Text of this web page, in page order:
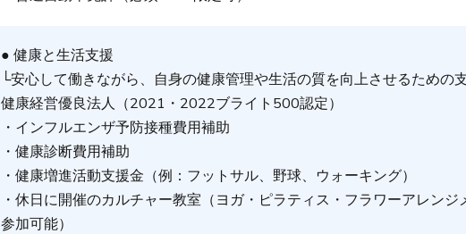
● 健康と生活支援
└安心して働きながら、自身の健康管理や生活の質を向上させるための
健康経営優良法人（2021・2022ブライト500認定）
・インフルエンザ予防接種費用補助
・健康診断費用補助
・健康増進活動支援金（例：フットサル、野球、ウォーキング）
・休日に開催のカルチャー教室（ヨガ・ピラティス・フラワーアレン
参加可能）